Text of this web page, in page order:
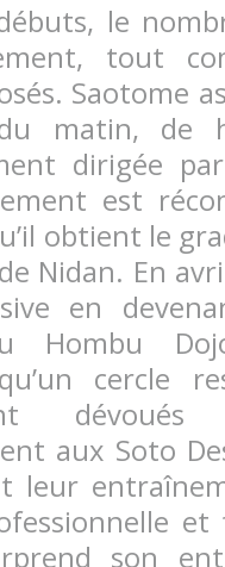
le
tout
Saotome
matin, de
dirigée
est
obtient le
Nidan. En
en
Hombu
cercle
aux Soto
leur
et
son